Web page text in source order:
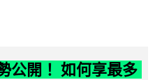
公開！ 如何享最多